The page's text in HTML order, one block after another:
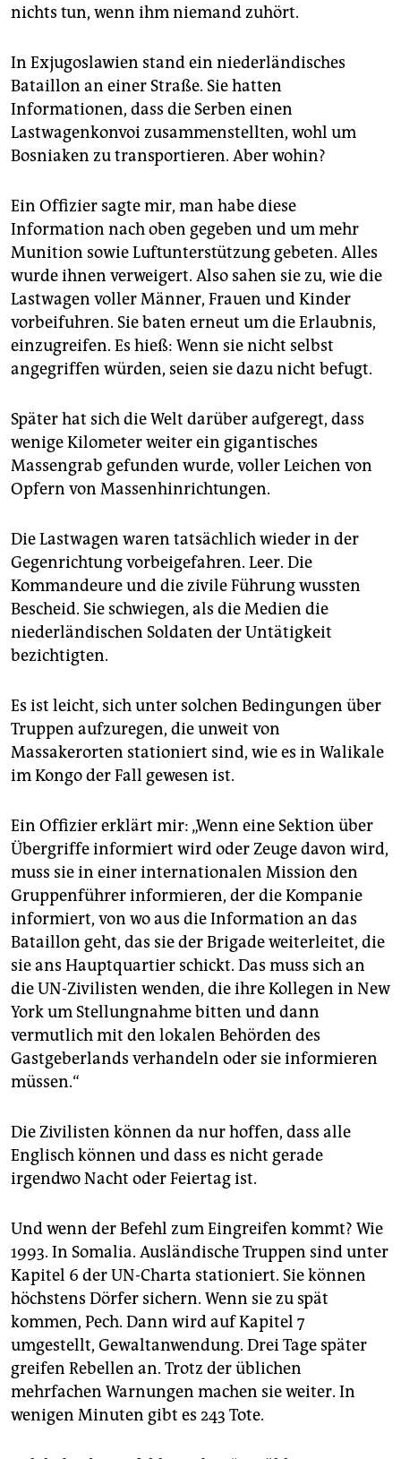
nichts tun, wenn ihm niemand zuhört.
In Exjugoslawien stand ein niederländisches
Bataillon an einer Straße. Sie hatten
Informationen, dass die Serben einen
Lastwagenkonvoi zusammenstellten, wohl um
Bosniaken zu transportieren. Aber wohin?
Ein Offizier sagte mir, man habe diese
Information nach oben gegeben und um mehr
Munition sowie Luftunterstützung gebeten. Alles
wurde ihnen verweigert. Also sahen sie zu, wie die
Lastwagen voller Männer, Frauen und Kinder
vorbeifuhren. Sie baten erneut um die Erlaubnis,
einzugreifen. Es hieß: Wenn sie nicht selbst
angegriffen würden, seien sie dazu nicht befugt.
Später hat sich die Welt darüber aufgeregt, dass
wenige Kilometer weiter ein gigantisches
Massengrab gefunden wurde, voller Leichen von
Opfern von Massenhinrichtungen.
Die Lastwagen waren tatsächlich wieder in der
Gegenrichtung vorbeigefahren. Leer. Die
Kommandeure und die zivile Führung wussten
Bescheid. Sie schwiegen, als die Medien die
niederländischen Soldaten der Untätigkeit
bezichtigten.
Es ist leicht, sich unter solchen Bedingungen über
Truppen aufzuregen, die unweit von
Massakerorten stationiert sind, wie es in Walikale
im Kongo der Fall gewesen ist.
Ein Offizier erklärt mir: „Wenn eine Sektion über
Übergriffe informiert wird oder Zeuge davon wird,
muss sie in einer internationalen Mission den
Gruppenführer informieren, der die Kompanie
informiert, von wo aus die Information an das
Bataillon geht, das sie der Brigade weiterleitet, die
sie ans Hauptquartier schickt. Das muss sich an
die UN-Zivilisten wenden, die ihre Kollegen in New
York um Stellungnahme bitten und dann
vermutlich mit den lokalen Behörden des
Gastgeberlands verhandeln oder sie informieren
müssen.“
Die Zivilisten können da nur hoffen, dass alle
Englisch können und dass es nicht gerade
irgendwo Nacht oder Feiertag ist.
Und wenn der Befehl zum Eingreifen kommt? Wie
1993. In Somalia. Ausländische Truppen sind unter
Kapitel 6 der UN-Charta stationiert. Sie können
höchstens Dörfer sichern. Wenn sie zu spät
kommen, Pech. Dann wird auf Kapitel 7
umgestellt, Gewaltanwendung. Drei Tage später
greifen Rebellen an. Trotz der üblichen
mehrfachen Warnungen machen sie weiter. In
wenigen Minuten gibt es 243 Tote.